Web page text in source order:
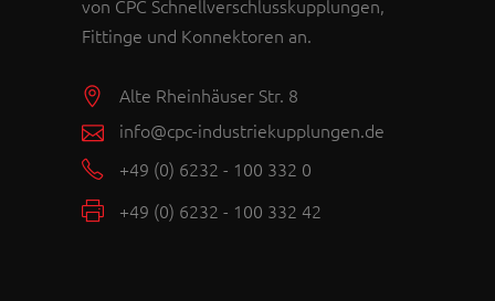
von CPC Schnellverschlusskupplungen,
Fittinge und Konnektoren an.
Alte Rheinhäuser Str. 8
info@cpc-industriekupplungen.de
+49 (0) 6232 - 100 332 0
+49 (0) 6232 - 100 332 42